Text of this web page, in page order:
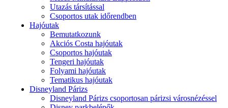
Utazás társítással
Csoportos utak időrendben
Hajóutak
Bemutatkozunk
Akciós Costa hajóutak
Csoportos hajóutak
Tengeri hajóutak
Folyami hajóutak
Tematikus hajóutak
Disneyland Párizs
Disneyland Párizs csoportosan párizsi városnézéssel